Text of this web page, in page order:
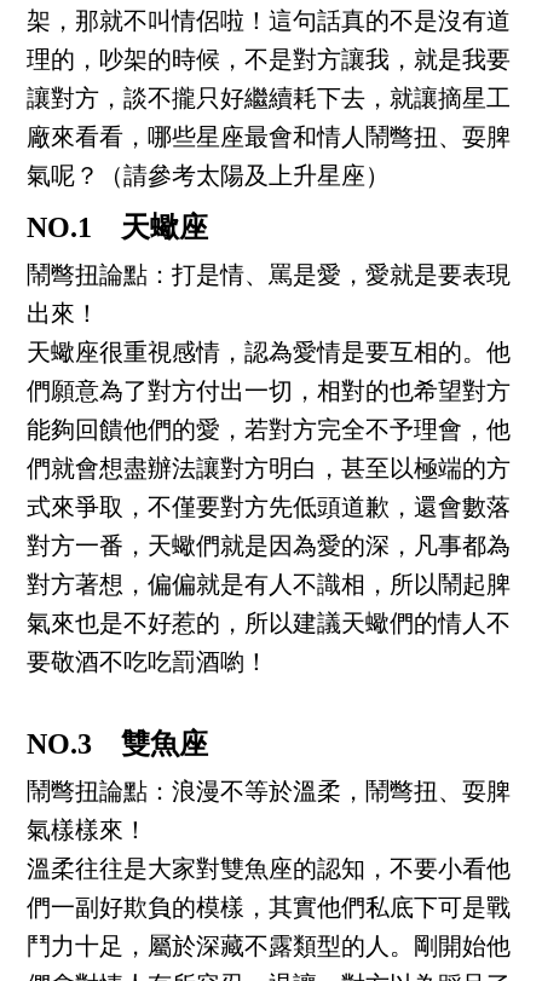
架，那就不叫情侶啦！這句話真的不是沒有道
理的，吵架的時候，不是對方讓我，就是我要
讓對方，談不攏只好繼續耗下去，就讓摘星工
廠來看看，哪些星座最會和情人鬧彆扭、耍脾
氣呢？（請參考太陽及上升星座）
NO.1 天蠍座
鬧彆扭論點：打是情、罵是愛，愛就是要表現
出來！
天蠍座很重視感情，認為愛情是要互相的。他
們願意為了對方付出一切，相對的也希望對方
能夠回饋他們的愛，若對方完全不予理會，他
們就會想盡辦法讓對方明白，甚至以極端的方
式來爭取，不僅要對方先低頭道歉，還會數落
對方一番，天蠍們就是因為愛的深，凡事都為
對方著想，偏偏就是有人不識相，所以鬧起脾
氣來也是不好惹的，所以建議天蠍們的情人不
要敬酒不吃吃罰酒喲！
NO.3 雙魚座
鬧彆扭論點：浪漫不等於溫柔，鬧彆扭、耍脾
氣樣樣來！
溫柔往往是大家對雙魚座的認知，不要小看他
們一副好欺負的模樣，其實他們私底下可是戰
鬥力十足，屬於深藏不露類型的人。剛開始他